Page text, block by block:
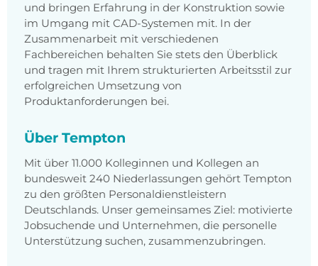
und bringen Erfahrung in der Konstruktion sowie
im Umgang mit CAD-Systemen mit. In der
Zusammenarbeit mit verschiedenen
Fachbereichen behalten Sie stets den Überblick
und tragen mit Ihrem strukturierten Arbeitsstil zur
erfolgreichen Umsetzung von
Produktanforderungen bei.
Über Tempton
Mit über 11.000 Kolleginnen und Kollegen an
bundesweit 240 Niederlassungen gehört Tempton
zu den größten Personaldienstleistern
Deutschlands. Unser gemeinsames Ziel: motivierte
Jobsuchende und Unternehmen, die personelle
Unterstützung suchen, zusammenzubringen.